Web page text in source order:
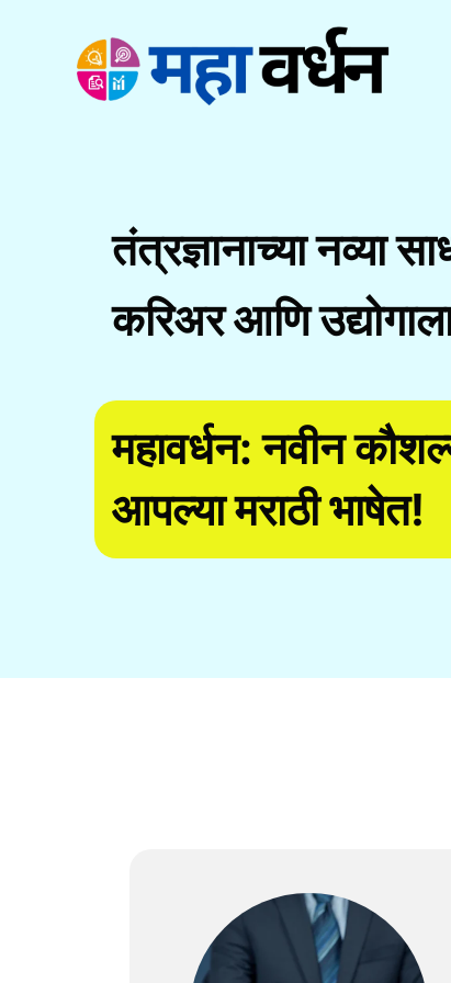
तंत्रज्ञानाच्या नव्या
करिअर आणि
महावर्धन: नवीन
आपल्या मराठी भाषेत!